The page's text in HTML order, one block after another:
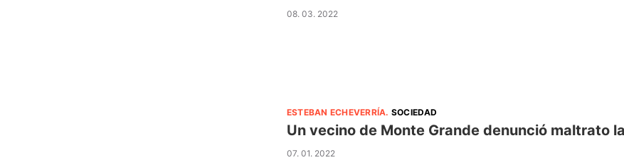
08. 03. 2022
ESTEBAN ECHEVERRÍA. SOCIEDAD
Un vecino de Monte Grande denunció maltrato
07. 01. 2022